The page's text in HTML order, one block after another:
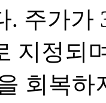
. 주가가
지정되
회복